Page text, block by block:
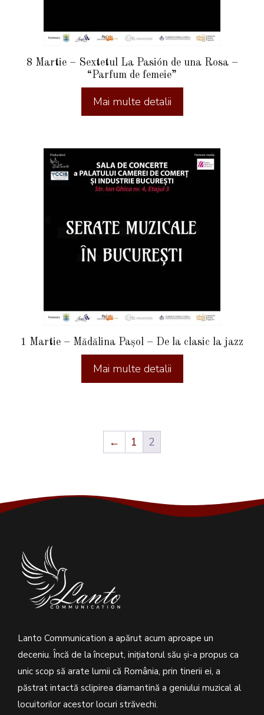
8 Martie – Sextetul La Pasión de una Rosa –
“Parfum de femeie”
1 Martie – Mădălina Pașol – De la clasic la jazz
← 1 2
Lanto Communication a apărut acum aproape un
deceniu. Încă de la început, inițiatorul său şi-a propus ca
unic scop să arate lumii că România, prin tinerii ei, a
păstrat intactă sclipirea diamantină a geniului muzical al
locuitorilor acestor locuri străvechi.